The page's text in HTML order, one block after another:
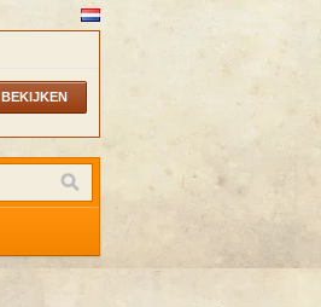
BEKIJKEN